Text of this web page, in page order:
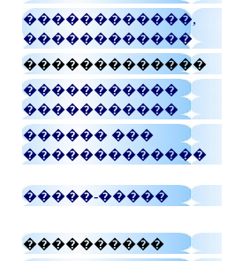
������������,
������������
�������������
�����������
�����������
������ ���
�������������
�����-�����
����������